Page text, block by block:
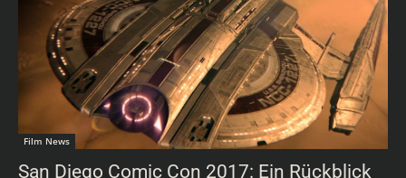
Film News
San Diego Comic Con 2017: Ein Rückblick